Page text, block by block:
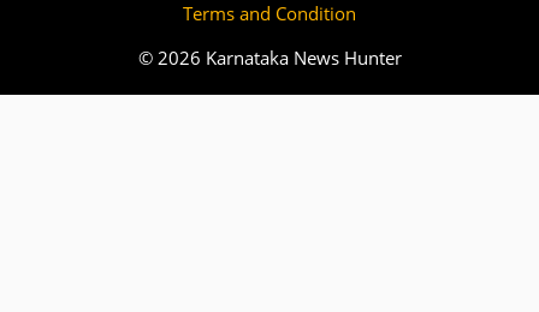
Terms and Condition
© 2026 Karnataka News Hunter